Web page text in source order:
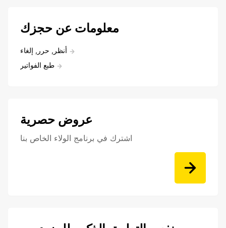
معلومات عن حجزك
أنظر, حرر, إلغاء
طبع الفواتير
عروض حصرية
اشترك في برنامج الولاء الخاص بنا